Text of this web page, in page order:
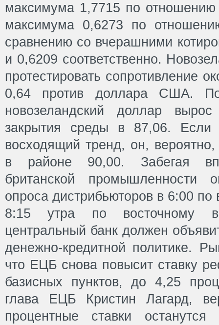
максимума 1,7715 по отношению
максимума 0,6273 по
сравнению со вчерашними
и 0,6209 соответственно.
протестировать сопротивление
0,64 против доллара США.
новозеландский доллар
закрытия среды в 87,06. Если
восходящий тренд, он,
в районе 90,00. Забегая
британской промышленности
опроса дистрибьюторов в 6:00
8:15 утра по восточному
центральный банк должен
денежно-кредитной политике.
что ЕЦБ снова повысит ставку
базисных пунктов, до 4,25
глава ЕЦБ Кристин Лагард,
процентные ставки